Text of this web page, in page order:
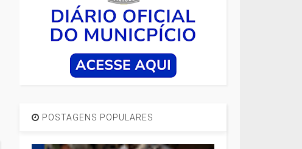
POSTAGENS POPULARES